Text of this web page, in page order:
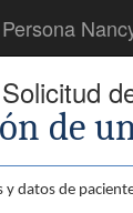
de
y datos de